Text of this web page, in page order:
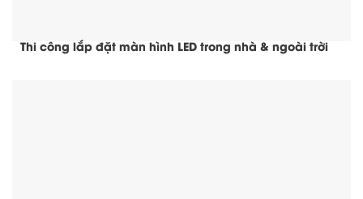
Thi công lắp đặt màn hình LED trong nhà & ngoài trời